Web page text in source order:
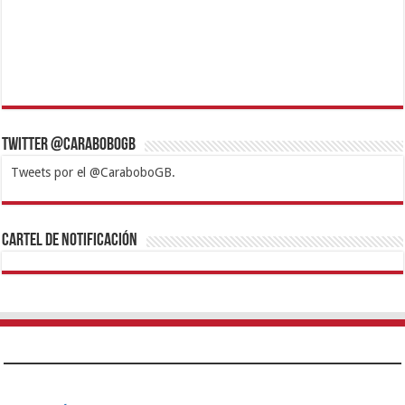
Twitter @CaraboboGB
Tweets por el @CaraboboGB.
1xbetBetturkeyBetistKralbetSupertotobetTipobetMatadorbetMariobet
https://mvbcasino.com/
Cartel de Notificación